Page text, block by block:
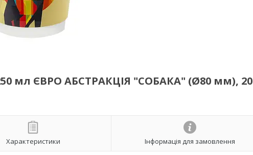
мл ЄВРО АБСТРАКЦІЯ "СОБАКА" (Ø80 мм), 20
Характеристики Інформація для замовлення